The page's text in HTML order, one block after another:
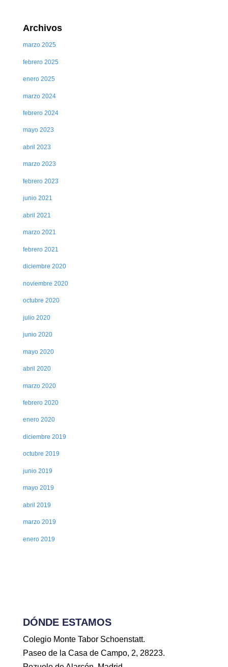
Archivos
marzo 2025
febrero 2025
enero 2025
marzo 2024
febrero 2024
mayo 2023
abril 2023
marzo 2023
febrero 2023
junio 2021
abril 2021
marzo 2021
febrero 2021
diciembre 2020
noviembre 2020
octubre 2020
julio 2020
junio 2020
mayo 2020
abril 2020
marzo 2020
febrero 2020
enero 2020
diciembre 2019
octubre 2019
junio 2019
mayo 2019
abril 2019
marzo 2019
enero 2019
DÓNDE ESTAMOS
Colegio Monte Tabor Schoenstatt.
Paseo de la Casa de Campo, 2, 28223.